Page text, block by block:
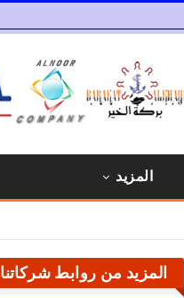
المزيد
المزيد من روابط شركاتنا